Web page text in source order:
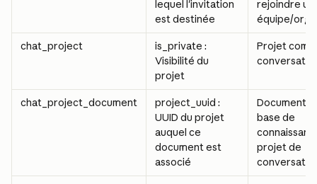
lequel l'invitation
est destinée
rejoindre
équipe/
chat_project
is_private :
Visibilité du
projet
Projet
chat_project_document
project_uuid :
UUID du projet
auquel ce
document est
associé
Document
base de
projet de